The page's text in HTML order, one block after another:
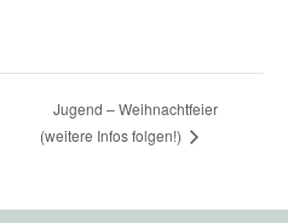
Jugend – Weihnachtfeier
(weitere Infos folgen!)